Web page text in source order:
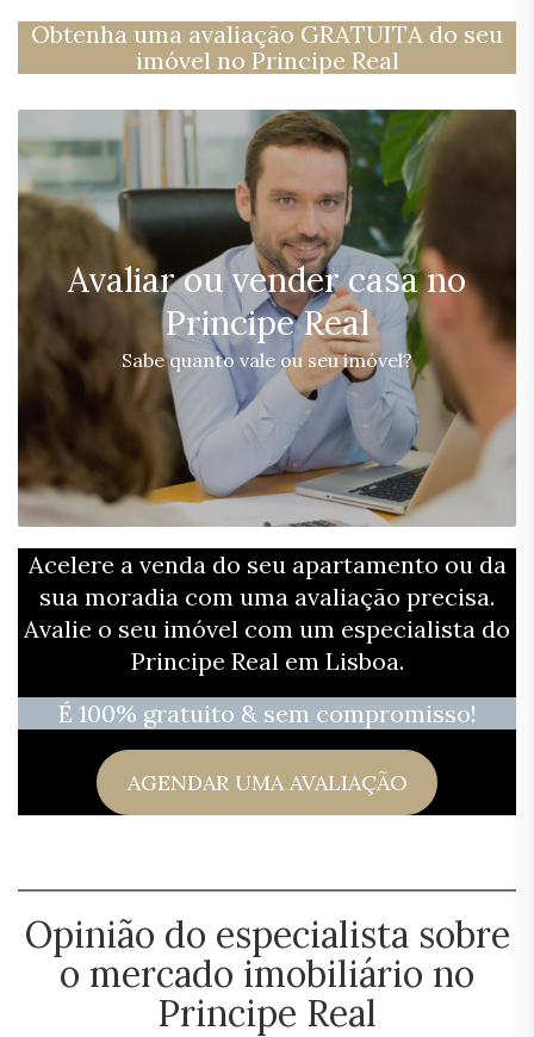
Obtenha uma avaliação GRATUITA do seu
imóvel no Principe Real
Avaliar ou vender casa no
Principe Real
Sabe quanto vale ou seu imóvel?
Acelere a venda do seu apartamento ou da
sua moradia com uma avaliação precisa.
Avalie o seu imóvel com um especialista do
Principe Real em Lisboa.
É 100% gratuito & sem compromisso!
AGENDAR UMA AVALIAÇÃO
Opinião do especialista sobre
o mercado imobiliário no
Principe Real